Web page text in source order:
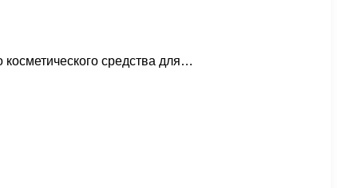
средства для…